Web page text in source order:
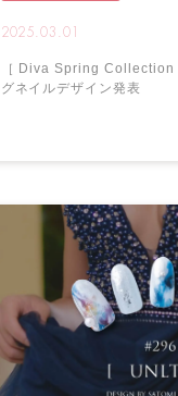
2025.03.01
［ Diva Spring Collection
グネイルデザイン発表